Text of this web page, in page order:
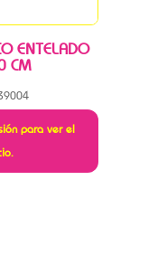
ENTELADO
CM
para ver el